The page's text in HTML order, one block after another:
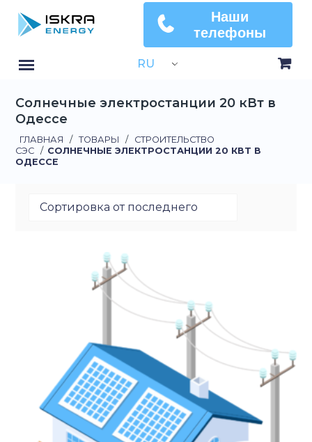
Наши
телефоны
RU
Солнечные электростанции 20 кВт в
Одессе
ГЛАВНАЯ / ТОВАРЫ /
СТРОИТЕЛЬСТВО
СЭС / СОЛНЕЧНЫЕ ЭЛЕКТРОСТАНЦИИ 20 КВТ В
ОДЕССЕ